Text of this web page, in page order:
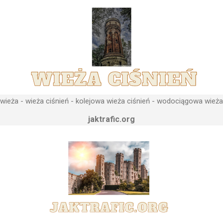
- wieża ciśnień - kolejowa wieża ciśnień - wodociągowa
jaktrafic.org